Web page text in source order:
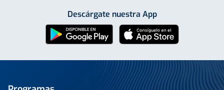
Descárgate nuestra App